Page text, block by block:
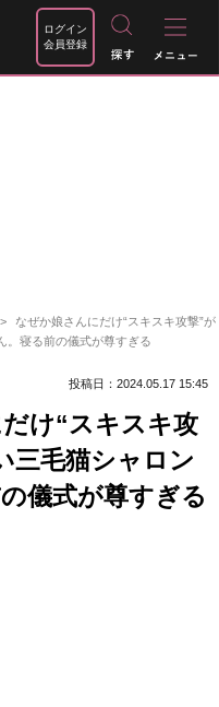
ログイン
会員登録
なぜか娘さんにだけ“スキスキ攻撃”が
。寝る前の儀式が尊すぎる
投稿日：2024.05.17 15:45
け“スキスキ攻
三毛猫シャロン
儀式が尊すぎる